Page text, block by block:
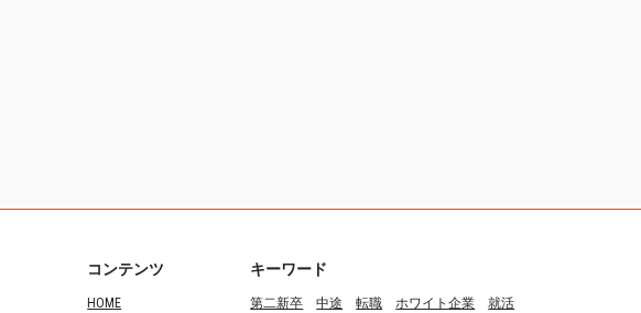
コンテンツ
HOME
キーワード
第二新卒 中途 転職 ホワイト企業
就活